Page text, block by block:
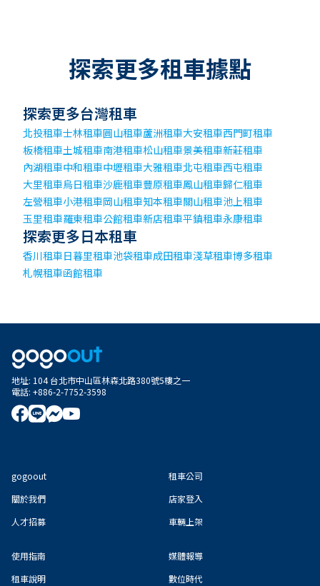
探索更多租車據點
探索更多台灣租車
北投租車士林租車圓山租車蘆洲租車大安租車西門町租車
板橋租車土城租車南港租車松山租車景美租車新莊租車
內湖租車中和租車中壢租車大雅租車北屯租車西屯租車
大里租車烏日租車沙鹿租車豐原租車鳳山租車歸仁租車
左營租車小港租車岡山租車知本租車關山租車池上租車
玉里租車羅東租車公館租車新店租車平鎮租車永康租車
探索更多日本租車
香川租車日暮里租車池袋租車成田租車淺草租車博多租車
札幌租車函館租車
地址: 104 台北市中山區林森北路380號5樓之一
電話: +886-2-7752-3598
gogoout
關於我們
人才招募
租車公司
店家登入
車輛上架
使用指南
租車說明
媒體報導
數位時代